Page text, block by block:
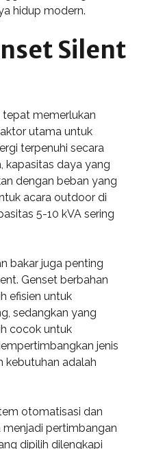
hidup modern.
Silent
memerlukan
utama untuk
terpenuhi secara
kapasitas daya yang
dengan beban yang
acara outdoor di
5-10 kVA sering
bakar juga penting
Genset berbahan
efisien untuk
sedangkan yang
cocok untuk
jenis
kebutuhan adalah
otomatisasi dan
menjadi pertimbangan
dipilih dilengkapi